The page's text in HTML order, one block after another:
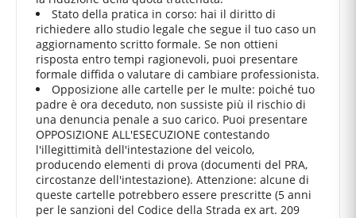
Stato della pratica in corso: hai il diritto di
richiedere allo studio legale che segue il tuo caso un
aggiornamento scritto formale. Se non ottieni
risposta entro tempi ragionevoli, puoi presentare
formale diffida o valutare di cambiare professionista.
Opposizione alle cartelle per le multe: poiché tuo
padre è ora deceduto, non sussiste più il rischio di
una denuncia penale a suo carico. Puoi presentare
OPPOSIZIONE ALL'ESECUZIONE contestando
l'illegittimità dell'intestazione del veicolo,
producendo elementi di prova (documenti del PRA,
circostanze dell'intestazione). Attenzione: alcune di
queste cartelle potrebbero essere prescritte (5 anni
per le sanzioni del Codice della Strada ex art. 209